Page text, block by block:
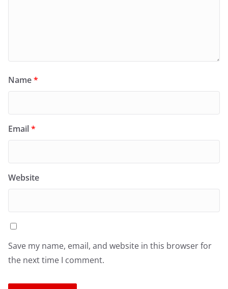
Name*
Email*
Website
Save my name, email, and website in this browser for
the next time I comment.